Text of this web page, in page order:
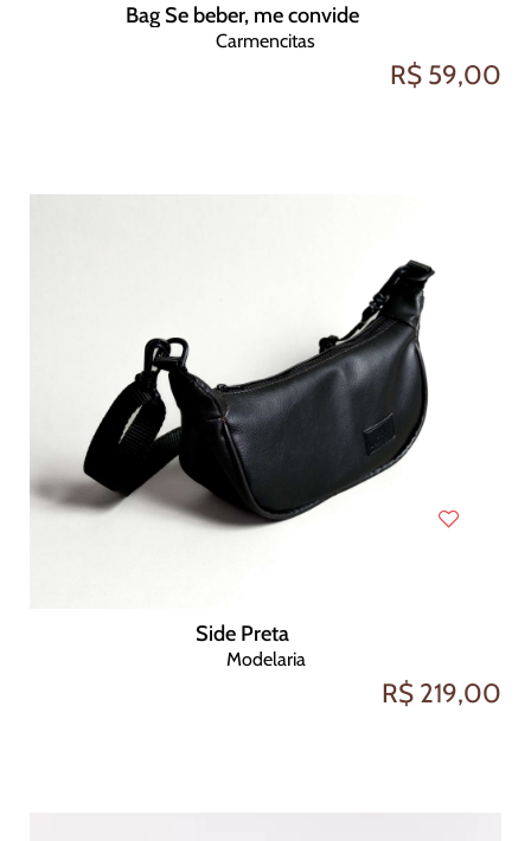
Bag Se beber, me convide
Carmencitas
R$ 59,00
Side Preta
Modelaria
R$ 219,00